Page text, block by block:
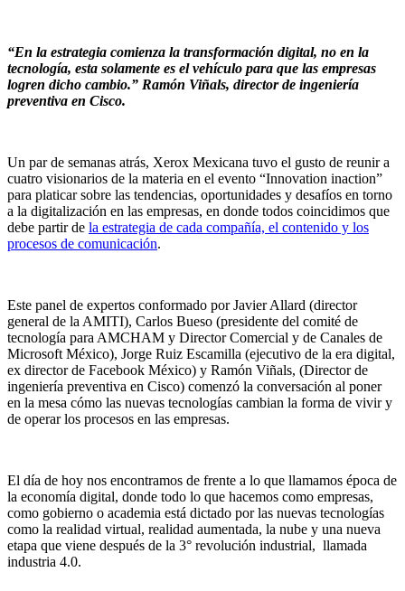
“En la estrategia comienza la transformación digital, no en la
tecnología, esta solamente es el vehículo para que las empresas
logren dicho cambio.” Ramón Viñals, director de ingeniería
preventiva en Cisco.
Un par de semanas atrás, Xerox Mexicana tuvo el gusto de reunir a
cuatro visionarios de la materia en el evento “Innovation inaction”
para platicar sobre las tendencias, oportunidades y desafíos en torno
a la digitalización en las empresas, en donde todos coincidimos que
debe partir de la estrategia de cada compañía, el contenido y los
procesos de comunicación.
Este panel de expertos conformado por Javier Allard (director
general de la AMITI), Carlos Bueso (presidente del comité de
tecnología para AMCHAM y Director Comercial y de Canales de
Microsoft México), Jorge Ruiz Escamilla (ejecutivo de la era digital,
ex director de Facebook México) y Ramón Viñals, (Director de
ingeniería preventiva en Cisco) comenzó la conversación al poner
en la mesa cómo las nuevas tecnologías cambian la forma de vivir y
de operar los procesos en las empresas.
El día de hoy nos encontramos de frente a lo que llamamos época de
la economía digital, donde todo lo que hacemos como empresas,
como gobierno o academia está dictado por las nuevas tecnologías
como la realidad virtual, realidad aumentada, la nube y una nueva
etapa que viene después de la 3° revolución industrial, llamada
industria 4.0.